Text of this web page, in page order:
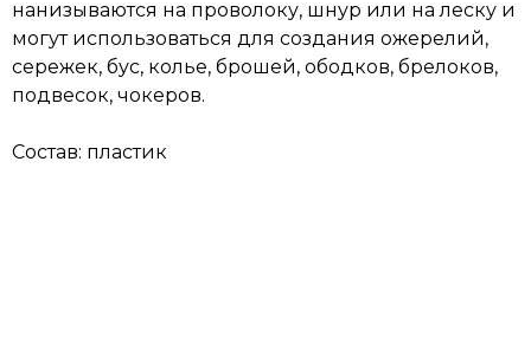
нанизываются на проволоку, шнур или на леску и
могут использоваться для создания ожерелий,
сережек, бус, колье, брошей, ободков, брелоков,
подвесок, чокеров.
Состав: пластик